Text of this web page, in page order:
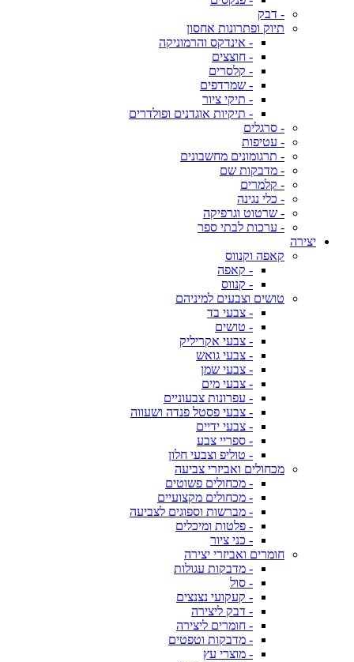
- דבק
תיוק ופתרונות אחסון
- אינדקס והרמוניקה
- חוצצים
- קלסרים
- שמרדפים
- תיקי ציור
- תיקיות אוגדנים ופולדרים
- סרגלים
- עטיפות
- תרגומונים מחשבונים
- מדבקות שם
- קלמרים
- כלי נגינה
- שרטוט וגרפיקה
- ערכות לבתי ספר
יצירה
קאפה וקנווס
- קאפה
- קנווס
טושים וצבעים למיניהם
- צבעי בד
- טושים
- צבעי אקריליק
- צבעי גואש
- צבעי שמן
- צבעי מים
- עפרונות צבעוניים
- צבעי פסטל פנדה ושעווה
- צבעי ידיים
- ספריי צבע
- טוליפ וצבעי חלון
מכחולים ואביזרי צביעה
- מכחולים פשוטים
- מכחולים מקצועיים
- מברשות וספוגים לצביעה
- פלטות ומיכלים
- כני ציור
חומרים ואביזרי יצירה
- מדבקות עגולות
- סול
- קעקועי נצנצים
- דבק ליצירה
- חומרים ליצירה
- מדבקות וטפטים
- מוצרי עץ